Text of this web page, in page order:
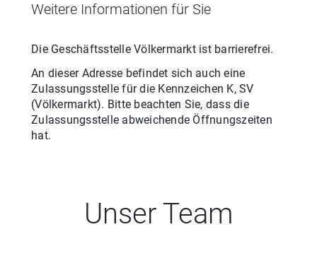
Weitere Informationen für Sie
Die Geschäftsstelle Völkermarktist barrierefrei.
An dieser Adresse befindet sich auch eine
Zulassungsstelle für die Kennzeichen K, SV
(Völkermarkt). Bitte beachten Sie, dass die
Zulassungsstelle abweichende Öffnungszeiten
hat.
Unser Team